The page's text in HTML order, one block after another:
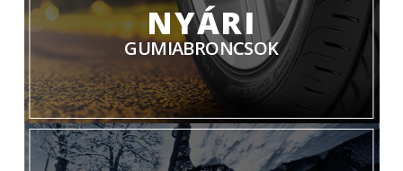
NYÁRI
GUMIABRONCSOK